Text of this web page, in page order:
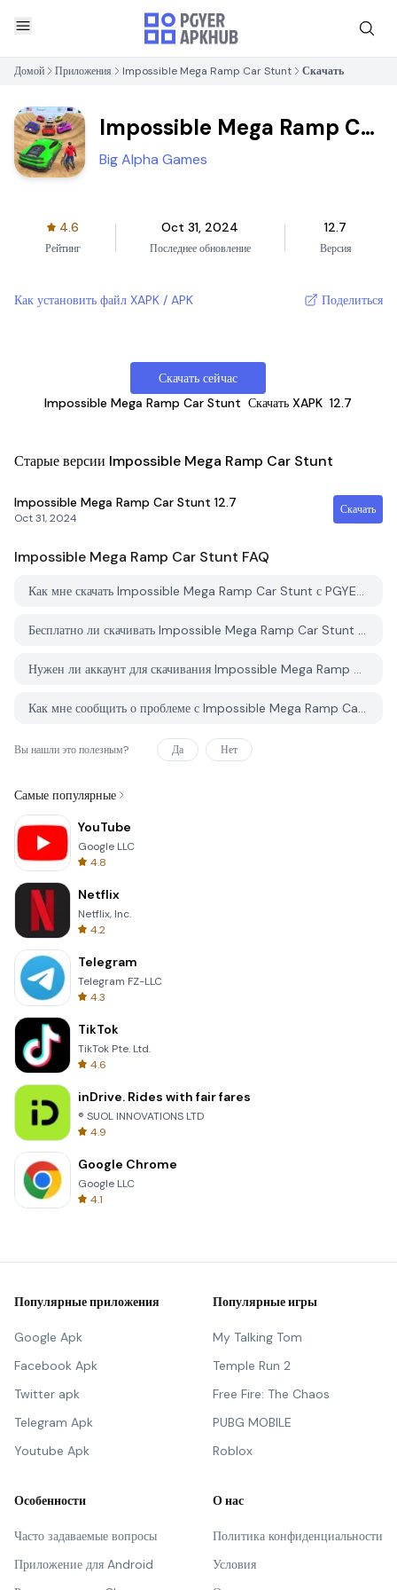
Домой Приложения Impossible Mega Ramp Car Stunt Скачать
Impossible Mega Ramp Car
Stunt
Big Alpha Games
4.6
Рейтинг
Oct 31, 2024
Последнее обновление
12.7
Версия
Как установить файл XAPK / APK Поделиться
Скачать сейчас
Impossible Mega Ramp Car Stunt Скачать XAPK 12.7
Старые версии Impossible Mega Ramp Car Stunt
Impossible Mega Ramp Car Stunt 12.7
Oct 31, 2024
Скачать
Impossible Mega Ramp Car Stunt FAQ
Как мне скачать Impossible Mega Ramp Car Stunt с PGYER APK HUB?
Бесплатно ли скачивать Impossible Mega Ramp Car Stunt на PGYER APK HUB?
Нужен ли аккаунт для скачивания Impossible Mega Ramp Car Stunt с PGYER APK HUB?
Как мне сообщить о проблеме с Impossible Mega Ramp Car Stunt на PGYER APK HUB?
Вы нашли это полезным? Да Нет
Самые популярные
YouTube
Google LLC
4.8
Netflix
Netflix, Inc.
4.2
Telegram
Telegram FZ-LLC
4.3
TikTok
TikTok Pte. Ltd.
4.6
inDrive. Rides with fair fares
® SUOL INNOVATIONS LTD
4.9
Google Chrome
Google LLC
4.1
Популярные приложения
Google Apk
Facebook Apk
Twitter apk
Telegram Apk
Youtube Apk
Популярные игры
My Talking Tom
Temple Run 2
Free Fire: The Chaos
PUBG MOBILE
Roblox
Особенности
Часто задаваемые вопросы
Приложение для Android
О нас
Политика конфиденциальности
Условия